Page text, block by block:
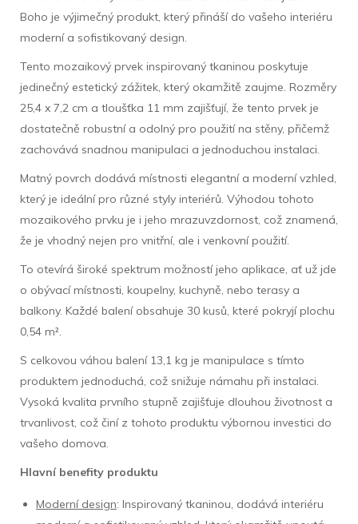
Boho je výjimečný produkt, který přináší do vašeho interiéru
moderní a sofistikovaný design.
Tento mozaikový prvek inspirovaný tkaninou poskytuje
jedinečný estetický zážitek, který okamžitě zaujme. Rozměry
25,4 x 7,2 cm a tloušťka 11 mm zajišťují, že tento prvek je
dostatečně robustní a odolný pro použití na stěny, přičemž
zachovává snadnou manipulaci a jednoduchou instalaci.
Matný povrch dodává místnosti elegantní a moderní vzhled,
který je ideální pro různé styly interiérů. Výhodou tohoto
mozaikového prvku je i jeho mrazuvzdornost, což znamená,
že je vhodný nejen pro vnitřní, ale i venkovní použití.
To otevírá široké spektrum možností jeho aplikace, ať už jde
o obývací místnosti, koupelny, kuchyně, nebo terasy a
balkony. Každé balení obsahuje 30 kusů, které pokryjí plochu
0,54 m².
S celkovou váhou balení 13,1 kg je manipulace s tímto
produktem jednoduchá, což snižuje námahu při instalaci.
Vysoká kvalita prvního stupně zajišťuje dlouhou životnost a
trvanlivost, což činí z tohoto produktu výbornou investici do
vašeho domova.
Hlavní benefity produktu
Moderní design: Inspirovaný tkaninou, dodává interiéru